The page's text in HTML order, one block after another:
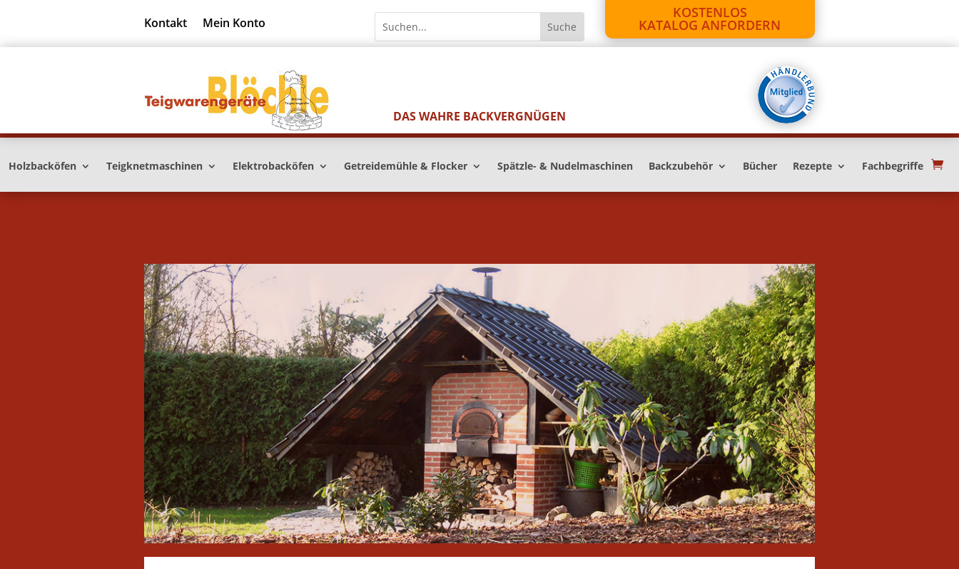
Kontakt Mein Konto
KOSTENLOS
KATALOG ANFORDERN
DAS WAHRE BACKVERGNÜGEN
Holzbacköfen Teigknetmaschinen Elektrobacköfen Getreidemühle & Flocker Spätzle- & Nudelmaschinen Backzubehör Bücher Rezepte Fachbegriffe